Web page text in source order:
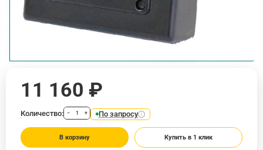
11 160 ₽
Количество: − + По запросу
В корзину Купить в 1 клик